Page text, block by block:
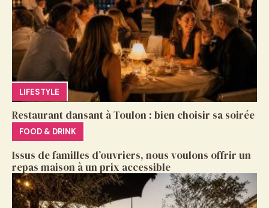
LIFESTYLE
Restaurant dansant à Toulon : bien choisir sa soirée
FOOD & DRINK
Issus de familles d’ouvriers, nous voulons offrir un
repas maison à un prix accessible